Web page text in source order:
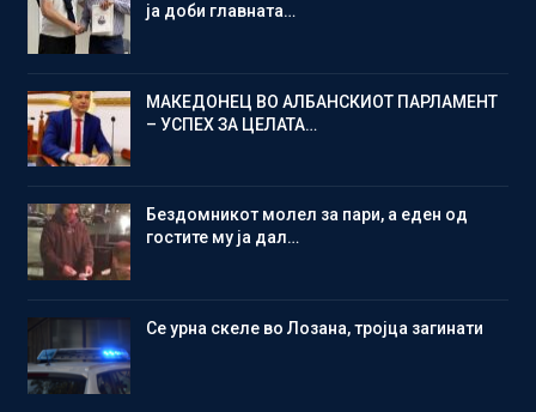
ја доби главната…
МАКЕДОНЕЦ ВО АЛБАНСКИОТ ПАРЛАМЕНТ
– УСПЕХ ЗА ЦЕЛАТА…
Бездомникот молел за пари, а еден од
гостите му ја дал…
Се урна скеле во Лозана, тројца загинати